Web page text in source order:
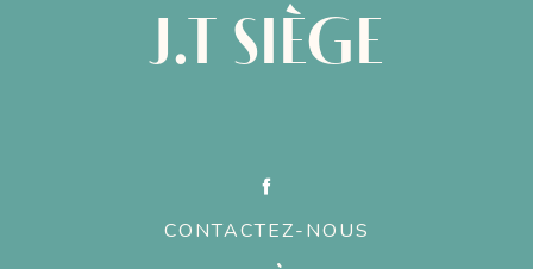
J.T SIÈGE
CONTACTEZ-NOUS